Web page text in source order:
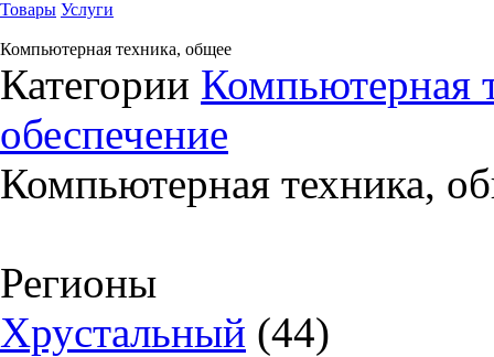
Товары Услуги
Компьютерная техника, общее
Категории Компьютерная
обеспечение
Компьютерная техника,
Регионы
Хрустальный (44)